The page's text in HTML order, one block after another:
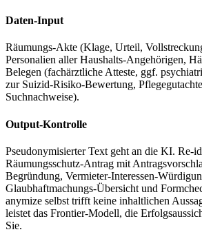
Daten-Input
Räumungs-Akte (Klage, Urteil,
Personalien aller Haushalts-Angehörigen,
Belegen (fachärztliche Atteste, ggf.
zur Suizid-Risiko-Bewertung,
Suchnachweise).
Output-Kontrolle
Pseudonymisierter Text geht an die KI. Re-
Räumungsschutz-Antrag mit
Begründung, Vermieter-Interessen-
Glaubhaftmachungs-Übersicht und
anymize selbst trifft keine inhaltlichen
leistet das Frontier-Modell, die
Sie.